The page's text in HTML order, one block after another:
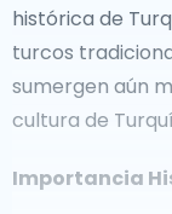
histórica de
turcos
sumergen aún
cultura de
Importancia